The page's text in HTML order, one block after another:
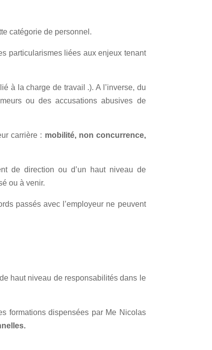
catégorie de personnel.
particularismes liées aux enjeux tenant
à la charge de travail .). A l’inverse, du
ou des accusations abusives de
carrière : mobilité, non concurrence,
de direction ou d’un haut niveau de
ou à venir.
passés avec l’employeur ne peuvent
haut niveau de responsabilités dans le
formations dispensées par Me Nicolas